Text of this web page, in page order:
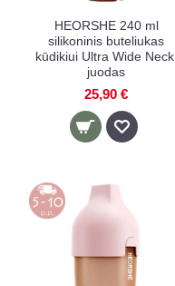
HEORSHE 240 ml
silikoninis buteliukas
kūdikiui Ultra Wide Neck,
juodas
25,90 €